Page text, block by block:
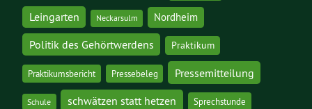
Leingarten Neckarsulm Nordheim
Politik des Gehörtwerdens Praktikum
Praktikumsbericht Pressebeleg Pressemitteilung
Schule schwätzen statt hetzen Sprechstunde